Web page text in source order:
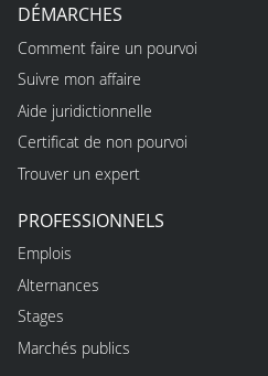
DÉMARCHES
Comment faire un pourvoi
Suivre mon affaire
Aide juridictionnelle
Certificat de non pourvoi
Trouver un expert
PROFESSIONNELS
Emplois
Alternances
Stages
Marchés publics